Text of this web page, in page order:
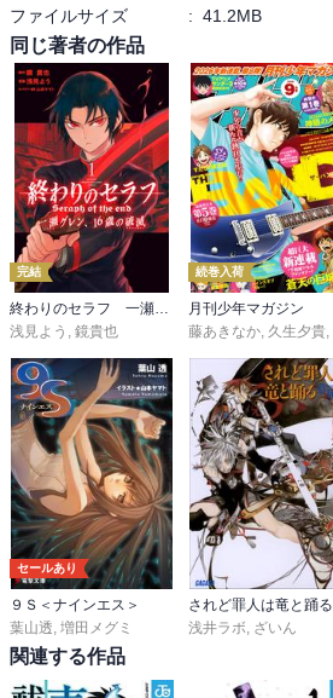
ファイルサイズ
: 41.2MB
同じ著者の作品
完結
終わりのセラフ 一瀬グレン、１６歳の破滅
浅見よう , 鏡貴也
続巻入荷
月刊少年マガジン
藤あきなか, 久生夕貴,
セールあり
９Ｓ＜ナインエス＞
葉山透 増田メグミ
されど罪人は竜と踊る
浅井ラボ ざいん
関連する作品